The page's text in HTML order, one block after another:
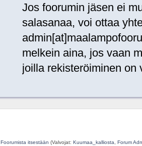
Jos foorumin jäsen ei
salasanaa, voi ottaa
melkein aina, jos vaan
joilla rekisteröiminen on
Foorumista itsestään (Valvojat:Kuumaa_kalliosta ,Forum